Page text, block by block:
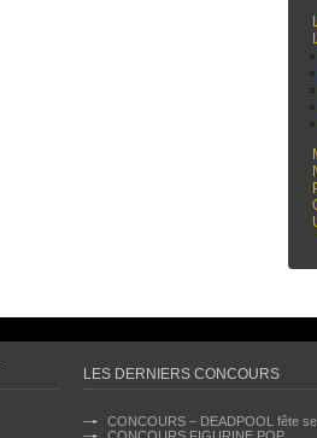
LES DERNIERS CONCOURS
CONCOURS – DEADPOOL fête